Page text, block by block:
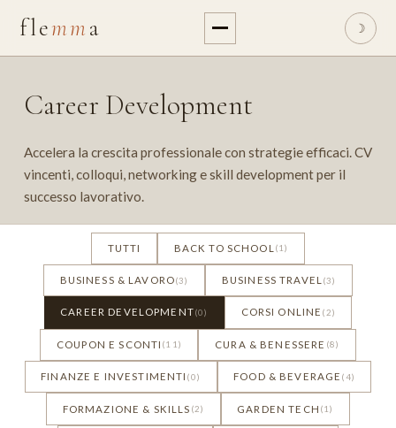
flemma ☽
Career Development
Accelera la crescita professionale con strategie efficaci. CV
vincenti, colloqui, networking e skill development per il
successo lavorativo.
TUTTI BACK TO SCHOOL (1)
BUSINESS & LAVORO(3) BUSINESS TRAVEL (3)
CAREER DEVELOPMENT(0) CORSI ONLINE (2)
COUPON E SCONTI (11) CURA & BENESSERE (8)
FINANZE E INVESTIMENTI (0) FOOD & BEVERAGE (4)
FORMAZIONE & SKILLS (2) GARDEN TECH (1)